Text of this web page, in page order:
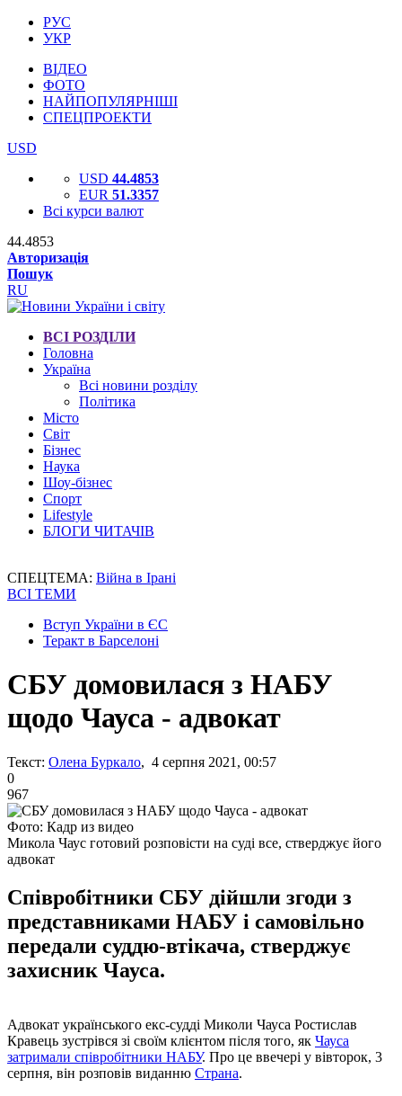
РУС
УКР
ВІДЕО
ФОТО
НАЙПОПУЛЯРНІШІ
СПЕЦПРОЕКТИ
USD
USD 44.4853
EUR 51.3357
Всі курси валют
44.4853
Авторизація
Пошук
RU
ВСІ РОЗДІЛИ
Головна
Україна
Всі новини розділу
Політика
Місто
Світ
Бізнес
Наука
Шоу-бізнес
Спорт
Lifestyle
БЛОГИ ЧИТАЧІВ
СПЕЦТЕМА: Війна в Ірані
ВСІ ТЕМИ
Вступ України в ЄС
Теракт в Барселоні
СБУ домовилася з НАБУ
щодо Чауса - адвокат
Текст: Олена Буркало, 4 серпня 2021, 00:57
0
967
Фото: Кадр из видео
Микола Чаус готовий розповісти на суді все, стверджує його
адвокат
Співробітники СБУ дійшли згоди з
представниками НАБУ і самовільно
передали суддю-втікача, стверджує
захисник Чауса.
Адвокат українського екс-судді Миколи Чауса Ростислав
Кравець зустрівся зі своїм клієнтом після того, як Чауса
затримали співробітники НАБУ. Про це ввечері у вівторок, 3
серпня, він розповів виданню Страна.